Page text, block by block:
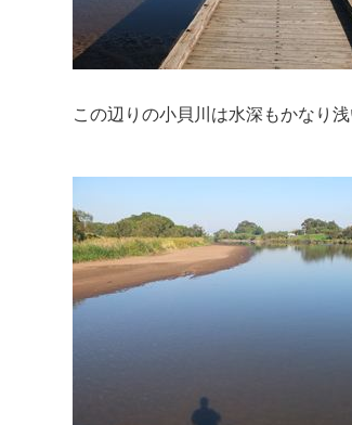
この辺りの小貝川は水深もかなり